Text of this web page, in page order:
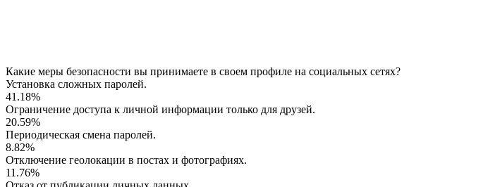
Какие меры безопасности вы принимаете в своем профиле на социальных сетях?
Установка сложных паролей.
41.18%
Ограничение доступа к личной информации только для друзей.
20.59%
Периодическая смена паролей.
8.82%
Отключение геолокации в постах и фотографиях.
11.76%